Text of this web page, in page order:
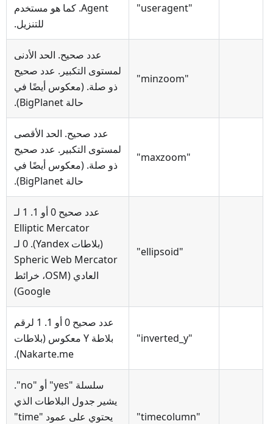
"useragent"
Agent. كما هو مستخدم
للتنزيل.
"minzoom"
عدد صحيح. الحد الأدنى
لمستوى التكبير. عدد صحيح
ذو صلة. (معكوس أيضًا في
حالة BigPlanet).
"maxzoom"
عدد صحيح. الحد الأقصى
لمستوى التكبير. عدد صحيح
ذو صلة. (معكوس أيضًا في
حالة BigPlanet).
"ellipsoid"
عدد صحيح 0 أو 1. 1 لـ
Elliptic Mercator
(بلاطات Yandex). 0 لـ
Spheric Web Mercator
العادي (OSM، خرائط
Google)
"inverted_y"
عدد صحيح 0 أو 1. 1 لرقم
بلاطة Y معكوس (بلاطات
Nakarte.me).
"timecolumn"
سلسلة "yes" أو "no".
يشير جدول البلاطات الذي
يحتوي على عمود "time"